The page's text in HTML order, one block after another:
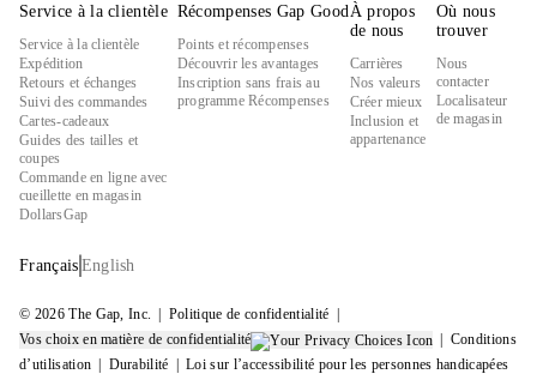
Service à la clientèle
Service à la clientèle
Expédition
Retours et échanges
Suivi des commandes
Cartes-cadeaux
Guides des tailles et
coupes
Commande en ligne avec
cueillette en magasin
DollarsGap
Récompenses Gap Good
Points et récompenses
Découvrir les avantages
Inscription sans frais au
programme Récompenses
À propos
de nous
Carrières
Nos valeurs
Créer mieux
Inclusion et
appartenance
Où nous
trouver
Nous
contacter
Localisateur
de magasin
Français English
© 2026 The Gap, Inc.
Politique de confidentialité
Vos choix en matière de confidentialité
Conditions
d’utilisation
Durabilité
Loi sur l’accessibilité pour les personnes handicapées